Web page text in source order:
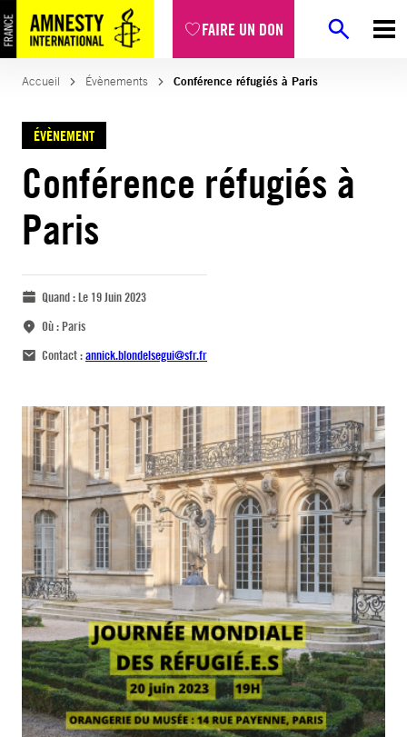
FAIRE UN DON
Accueil Évènements Conférence réfugiés à Paris
ÉVÈNEMENT
Conférence réfugiés à
Paris
Quand :Le 19 Juin 2023
Où :Paris
Contact :annick.blondelsegui@sfr.fr